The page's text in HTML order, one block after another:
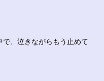
、泣きながらもう止めて